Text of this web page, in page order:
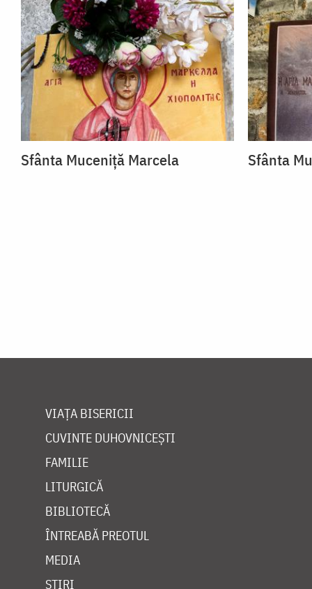
Sfânta Muceniță Marcela Sfânta
VIAȚA BISERICII
CUVINTE DUHOVNICEȘTI
FAMILIE
LITURGICĂ
BIBLIOTECĂ
ÎNTREABĂ PREOTUL
MEDIA
ȘTIRI